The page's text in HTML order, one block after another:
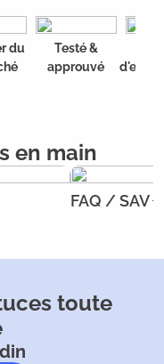
du
Testé &
approuvé
en main
FAQ / SAV
toute